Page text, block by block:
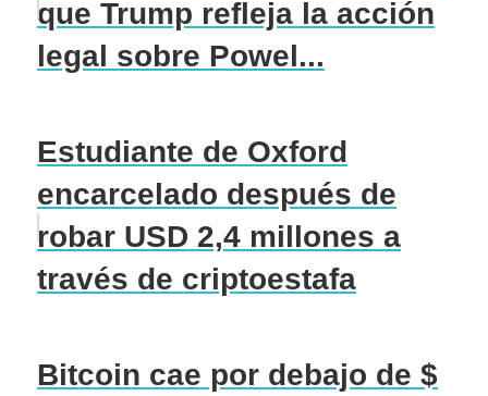
que Trump refleja la acción
legal sobre Powel...
Estudiante de Oxford
encarcelado después de
robar USD 2,4 millones a
través de criptoestafa
Bitcoin cae por debajo de $